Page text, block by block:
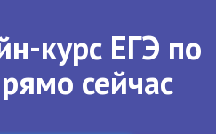
курс ЕГЭ по
сейчас